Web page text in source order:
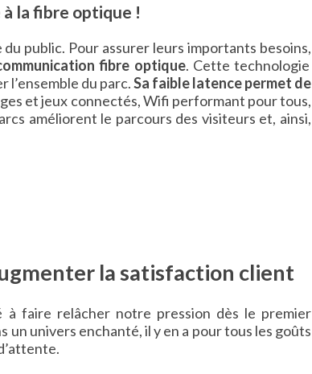
la fibre optique !
public. Pour assurer leurs importants besoins,
fibre optique. Cette technologie
l’ensemble du parc.Sa faible latence permet de
et jeux connectés, Wifi performant pour tous,
améliorent le parcours des visiteurs et, ainsi,
la satisfaction client
à faire relâcher notre pression dès le premier
un univers enchanté, il y en a pour tous les goûts